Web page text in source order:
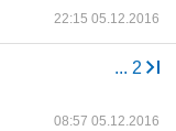
22:15 05.12.2016
... 2
08:57 05.12.2016